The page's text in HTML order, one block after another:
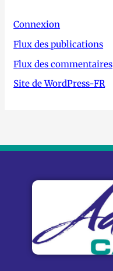
Connexion
Flux des publications
Flux des commentaires
Site de WordPress-FR